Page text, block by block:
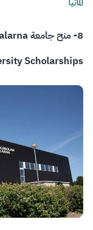
Scholarships